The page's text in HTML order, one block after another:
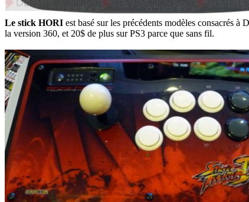
Le stick HORI est basé sur les précédents modèles consacrés
la version 360, et 20$ de plus sur PS3 parce que sans fil.